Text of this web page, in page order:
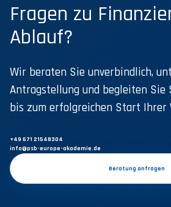
Fragen zu
Ablauf?
Wir beraten Sie unverbindlich,
Antragstellung und begleiten
bis zum erfolgreichen Start Ihrer
+49 671 21548304
info@psb-europe-akademie.de
Beratung anfragen